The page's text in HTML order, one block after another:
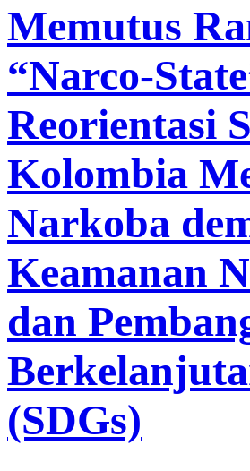
Memutus
“Narco-
Reorientasi
Kolombia
Narkoba
Keamanan
dan
(SDGs)